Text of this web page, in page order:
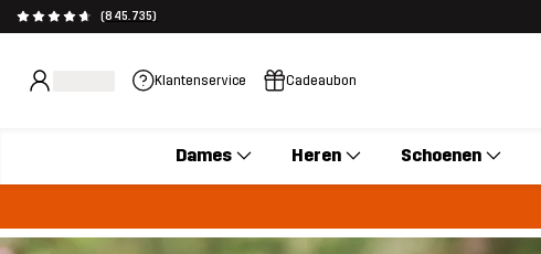
(845.735)
Klantenservice Cadeaubon
Dames Heren Schoenen